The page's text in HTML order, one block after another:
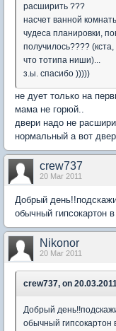
расширить ???
насчет ванной
чудеса планировки,
получилось????
что тотипа ниши)...
з.ы. спасибо )))))
не дует только на
мама не горюй..
двери надо не
нормальный а вот
crew737
20 Mar 2011
Добрый
обычный гипсокартон
Nikonor
20 Mar 2011
crew737, on
Добрый
обычный гипсокартон